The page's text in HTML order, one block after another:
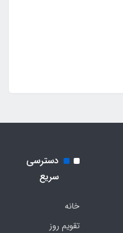
دسترسی
سریع
خانه
تقویم روز